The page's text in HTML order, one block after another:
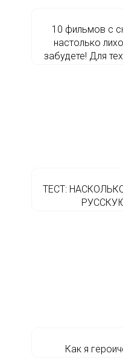
10 фильмов с
настолько
забудете! Для
ТЕСТ:
Как я